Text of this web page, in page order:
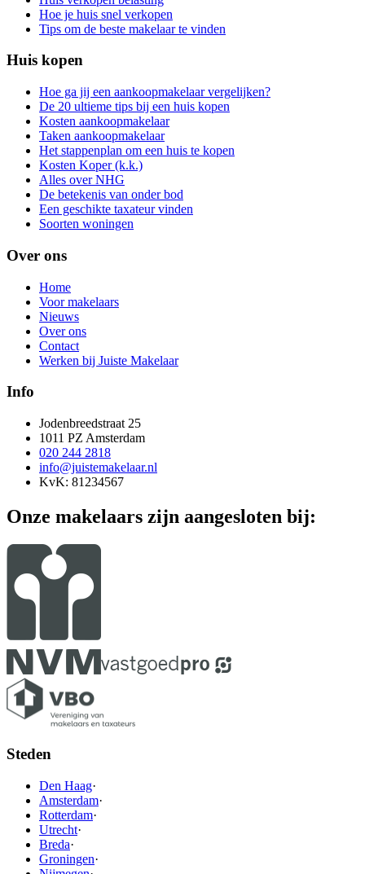
Hoe je huis snel verkopen
Tips om de beste makelaar te vinden
Huis kopen
Hoe ga jij een aankoopmakelaar vergelijken?
De 20 ultieme tips bij een huis kopen
Kosten aankoopmakelaar
Taken aankoopmakelaar
Het stappenplan om een huis te kopen
Kosten Koper (k.k.)
Alles over NHG
De betekenis van onder bod
Een geschikte taxateur vinden
Soorten woningen
Over ons
Home
Voor makelaars
Nieuws
Over ons
Contact
Werken bij Juiste Makelaar
Info
Jodenbreedstraat 25
1011 PZ Amsterdam
020 244 2818
info@juistemakelaar.nl
KvK: 81234567
Onze makelaars zijn aangesloten bij:
Steden
Den Haag·
Amsterdam·
Rotterdam·
Utrecht·
Breda·
Groningen·